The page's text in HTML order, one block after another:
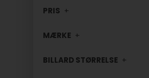
PRIS
MÆRKE
BILLARD STØRRELSE